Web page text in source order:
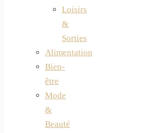
Loisirs
&
Sorties
Alimentation
Bien-
être
Mode
&
Beauté